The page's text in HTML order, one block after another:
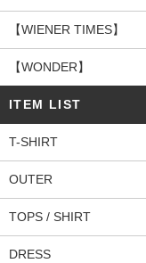
【WIENER TIMES】
【WONDER】
ITEM LIST
T-SHIRT
OUTER
TOPS / SHIRT
DRESS